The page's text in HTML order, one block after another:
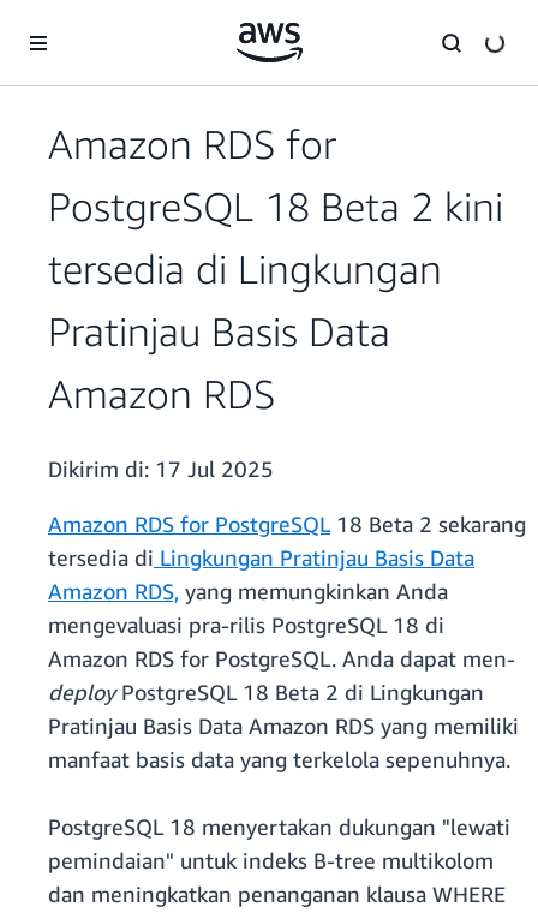
Amazon RDS for
PostgreSQL 18 Beta 2 kini
tersedia di Lingkungan
Pratinjau Basis Data
Amazon RDS
Dikirim di: 17 Jul 2025
Amazon RDS for PostgreSQL18 Beta 2 sekarang
tersedia di Lingkungan Pratinjau Basis Data
Amazon RDS, yang memungkinkan Anda
mengevaluasi pra-rilis PostgreSQL 18 di
Amazon RDS for PostgreSQL. Anda dapat men-
deployPostgreSQL 18 Beta 2 di Lingkungan
Pratinjau Basis Data Amazon RDS yang memiliki
manfaat basis data yang terkelola sepenuhnya.
PostgreSQL 18 menyertakan dukungan "lewati
pemindaian" untuk indeks B-tree multikolom
dan meningkatkan penanganan klausa WHERE